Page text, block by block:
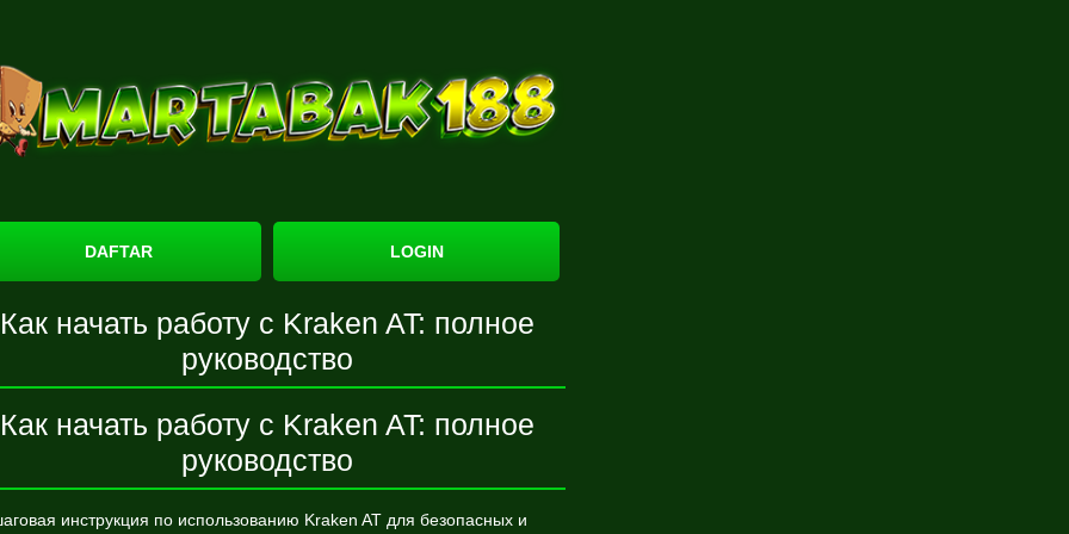
DAFTAR LOGIN
Как начать работу с Kraken AT: полное
руководство
Как начать работу с Kraken AT: полное
руководство
инструкция по использованию Kraken AT для безопасных и